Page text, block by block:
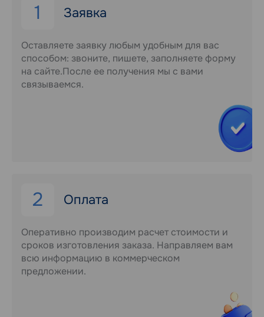
1 Заявка
Оставляете заявку любым удобным для вас
способом: звоните, пишете, заполняете форму
на сайте.После ее получения мы с вами
связываемся.
2 Оплата
Оперативно производим расчет стоимости и
сроков изготовления заказа. Направляем вам
всю информацию в коммерческом
предложении.